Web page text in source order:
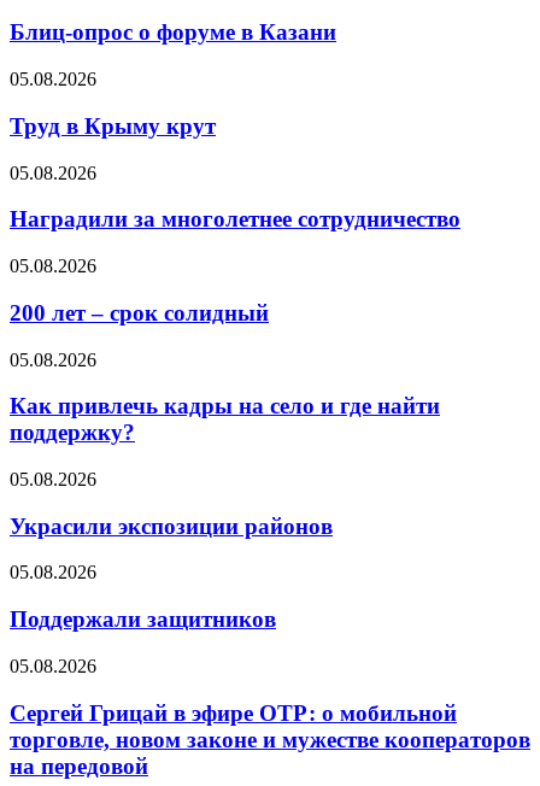
Блиц-опрос о форуме в Казани
05.08.2026
Труд в Крыму крут
05.08.2026
Наградили за многолетнее сотрудничество
05.08.2026
200 лет – срок солидный
05.08.2026
Как привлечь кадры на село и где найти
поддержку?
05.08.2026
Украсили экспозиции районов
05.08.2026
Поддержали защитников
05.08.2026
Сергей Грицай в эфире ОТР: о мобильной
торговле, новом законе и мужестве кооператоров
на передовой